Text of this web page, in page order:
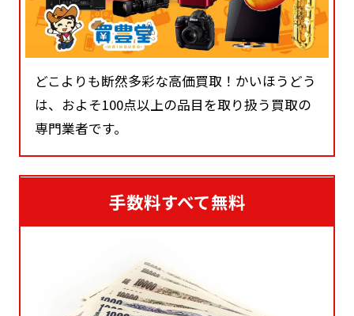
どこよりも断然多彩な高価買取！かいほうどう
は、およそ100点以上の品目を取り扱う買取の
専門業者です。
手数料すべて無料